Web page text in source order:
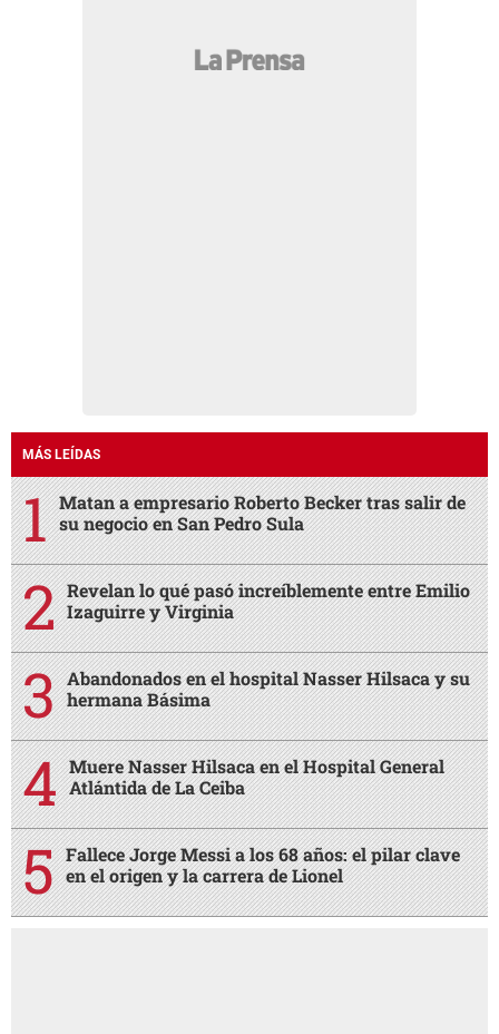
MÁS LEÍDAS
Matan a empresario Roberto Becker tras salir de
su negocio en San Pedro Sula
Revelan lo qué pasó increíblemente entre Emilio
Izaguirre y Virginia
Abandonados en el hospital Nasser Hilsaca y su
hermana Básima
Muere Nasser Hilsaca en el Hospital General
Atlántida de La Ceiba
Fallece Jorge Messi a los 68 años: el pilar clave
en el origen y la carrera de Lionel